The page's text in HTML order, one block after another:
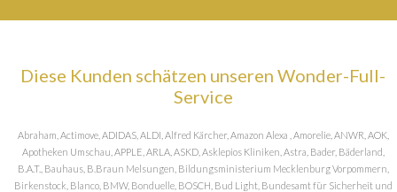
Diese Kunden schätzen unseren Wonder-Full-
Service
Abraham, Actimove, ADIDAS, ALDI, Alfred Kärcher, Amazon Alexa , Amorelie, ANWR, AOK,
Apotheken Umschau, APPLE, ARLA, ASKD, Asklepios Kliniken, Astra, Bader, Bäderland,
B.A.T., Bauhaus, B.Braun Melsungen, Bildungsministerium Mecklenburg Vorpommern,
Birkenstock, Blanco, BMW, Bonduelle, BOSCH, Bud Light, Bundesamt für Sicherheit und